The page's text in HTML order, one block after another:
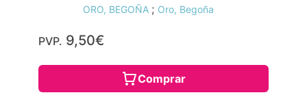
ORO, BEGOÑA ; Oro, Begoña
PVP. 9,50€
Comprar